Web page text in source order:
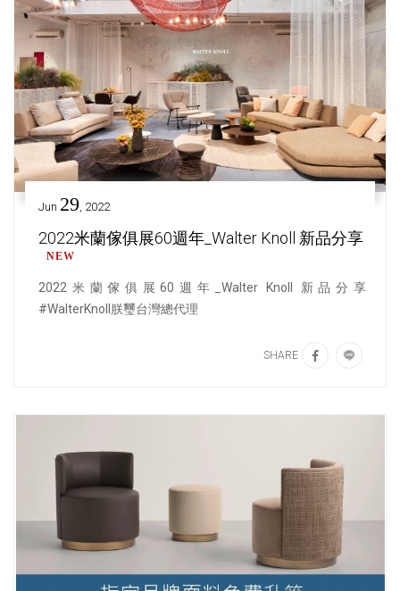
Jun 29, 2022
2022米蘭傢俱展60週年_Walter Knoll 新品分享
NEW
2022米蘭傢俱展60週年_Walter Knoll 新品分享
#WalterKnoll朕璽台灣總代理
SHARE